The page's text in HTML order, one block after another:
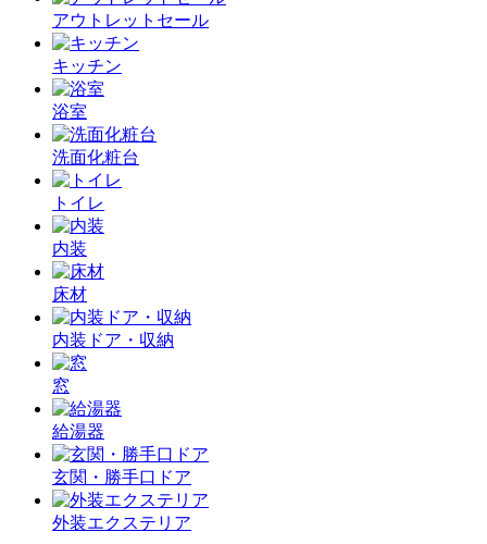
アウトレットセール
キッチン
浴室
洗面化粧台
トイレ
内装
床材
内装ドア・収納
窓
給湯器
玄関・勝手口ドア
外装エクステリア